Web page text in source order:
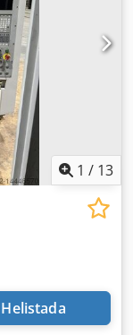
1 / 13
Helistada